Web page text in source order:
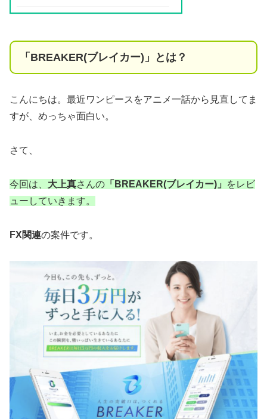
「BREAKER(ブレイカー)」とは？
こんにちは。最近ワンピースをアニメ一話から見直してま
すが、めっちゃ面白い。
さて、
今回は、 大上真さんの 「BREAKER(ブレイカー)」
をレビ
ューしていきます。
FX関連の案件です。